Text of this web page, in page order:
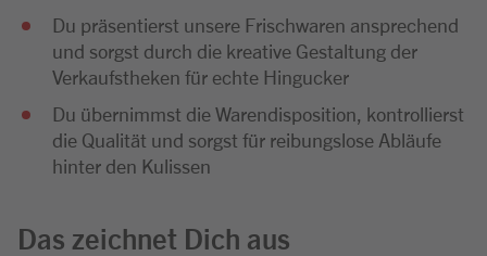
Du präsentierst unsere Frischwaren ansprechend
und sorgst durch die kreative Gestaltung der
Verkaufstheken für echte Hingucker
Du übernimmst die Warendisposition, kontrollierst
die Qualität und sorgst für reibungslose Abläufe
hinter den Kulissen
Das zeichnet Dich aus